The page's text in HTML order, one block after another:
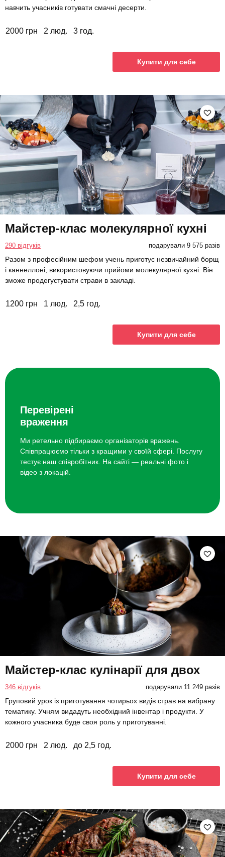
навчить учасників готувати смачні десерти.
2000 грн 2 люд. 3 год.
Купити для себе
Майстер-клас молекулярної кухні
290 відгуків подарували 9 575 разів
Разом з професійним шефом учень приготує незвичайний борщ
і каннеллоні, використовуючи прийоми молекулярної кухні. Він
зможе продегустувати страви в закладі.
1200 грн 1 люд. 2,5 год.
Купити для себе
Перевірені
враження
Ми ретельно підбираємо організаторів вражень.
Співпрацюємо тільки з кращими у своїй сфері. Послугу
тестує наш співробітник. На сайті — реальні фото і
відео з локацій.
Майстер-клас кулінарії для двох
346 відгуків подарували 11 249 разів
Груповий урок із приготування чотирьох видів страв на вибрану
тематику. Учням видадуть необхідний інвентар і продукти. У
кожного учасника буде своя роль у приготуванні.
2000 грн 2 люд. до 2,5 год.
Купити для себе